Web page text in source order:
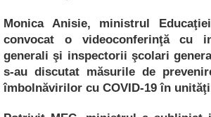
o
k
p
p
er k
Monica Anisie, ministrul
convocat o videoconferinţă cu
generali şi inspectorii şcolari
s-au discutat măsurile de
îmbolnăvirilor cu COVID-19 în